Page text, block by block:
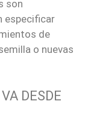
son
especificar
de
o nuevas
DESDE